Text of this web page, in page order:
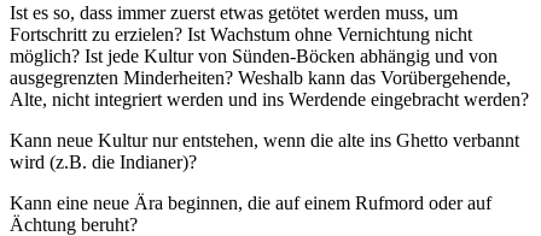
Ist es so, dass immer zuerst etwas getötet werden muss, um
Fortschritt zu erzielen? Ist Wachstum ohne Vernichtung nicht
möglich? Ist jede Kultur von Sünden-Böcken abhängig und von
ausgegrenzten Minderheiten? Weshalb kann das Vorübergehende,
Alte, nicht integriert werden und ins Werdende eingebracht werden?
Kann neue Kultur nur entstehen, wenn die alte ins Ghetto verbannt
wird (z.B. die Indianer)?
Kann eine neue Ära beginnen, die auf einem Rufmord oder auf
Ächtung beruht?